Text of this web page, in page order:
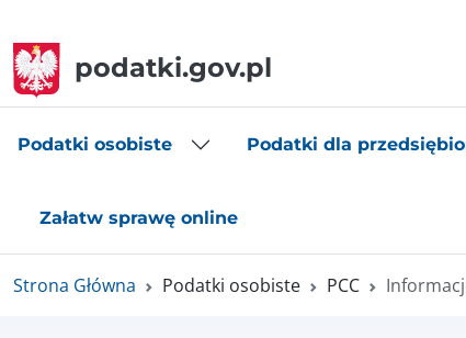
podatki.gov.pl
Podatki osobiste Podatki dla
Załatw sprawę online
Strona Główna Podatki osobiste PCC